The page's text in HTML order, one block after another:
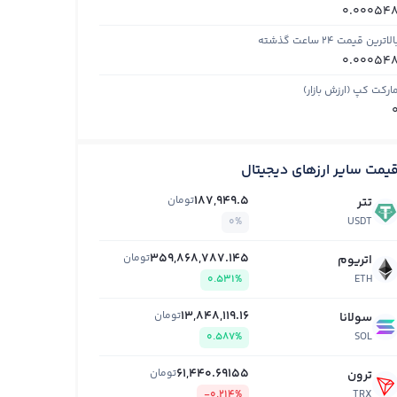
0.000548
قیمت ۲۴ ساعت گذشته
0.000548
مارکت کپ (ارزش بازار)
0
قیمت سایر ارزهای دیجیتال
تتر
USDT
187,949.5تومان
0%
اتریوم
ETH
359,868,787.145تومان
0.531%
سولانا
SOL
13,848,119.16تومان
0.587%
ترون 61,440.69155تومان